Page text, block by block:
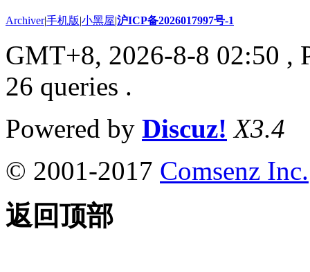
Archiver|手机版|小黑屋|沪ICP备2026017997号-1
GMT+8, 2026-8-8 02:50 ,
26 queries .
Powered by Discuz! X3.4
© 2001-2017 Comsenz Inc.
返回顶部